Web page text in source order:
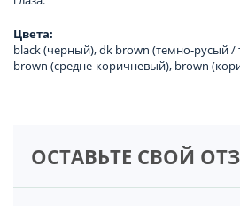
Цвета:
black (черный), dk brown (темно-русый
brown (средне-коричневый), brown
ОСТАВЬТЕ СВОЙ